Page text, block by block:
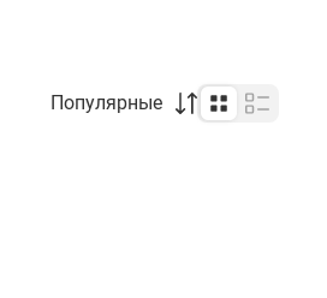
Популярные